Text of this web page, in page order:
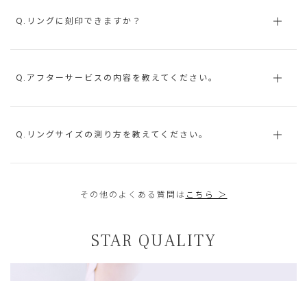
Q.リングに刻印できますか？
Q.アフターサービスの内容を教えてください。
Q.リングサイズの測り方を教えてください。
その他のよくある質問は こちら ＞
STAR QUALITY